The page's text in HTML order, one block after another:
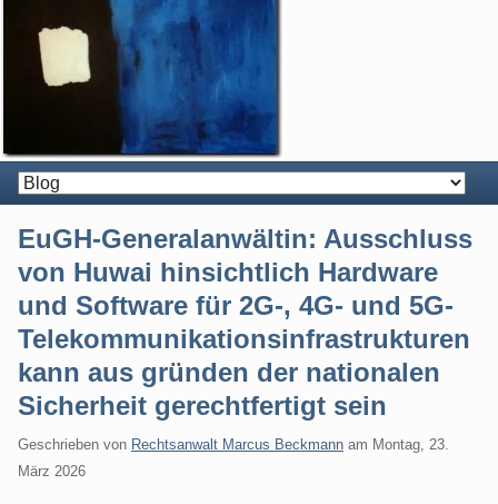
EuGH-Generalanwältin: Ausschluss
von Huwai hinsichtlich Hardware
und Software für 2G-, 4G- und 5G-
Telekommunikationsinfrastrukturen
kann aus gründen der nationalen
Sicherheit gerechtfertigt sein
Geschrieben von Rechtsanwalt Marcus Beckmann am Montag, 23.
März 2026